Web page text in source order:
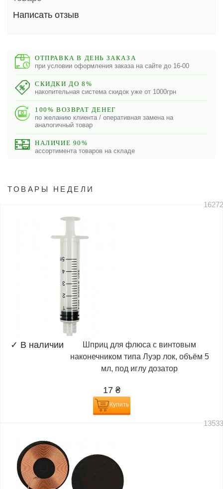
Написать отзыв
ОТПРАВКА В ДЕНЬ ЗАКАЗА
при условии оформления заказа на сайте до 16-00
СКИДКИ ДО 8%
накопительная система скидок уже от 1000грн
100% ВОЗВРАТ ДЕНЕГ
по желанию клиента / оперативная замена на
аналогичный товар
НАЛИЧИЕ 90%
ассортимента товаров на складе
ТОВАРЫ НЕДЕЛИ
✓ В наличии
Шприц для флюса с винтовым
наконечником типа Луэр лок, объём 5
мл, под иглу дозатор
17 ₴
Купить